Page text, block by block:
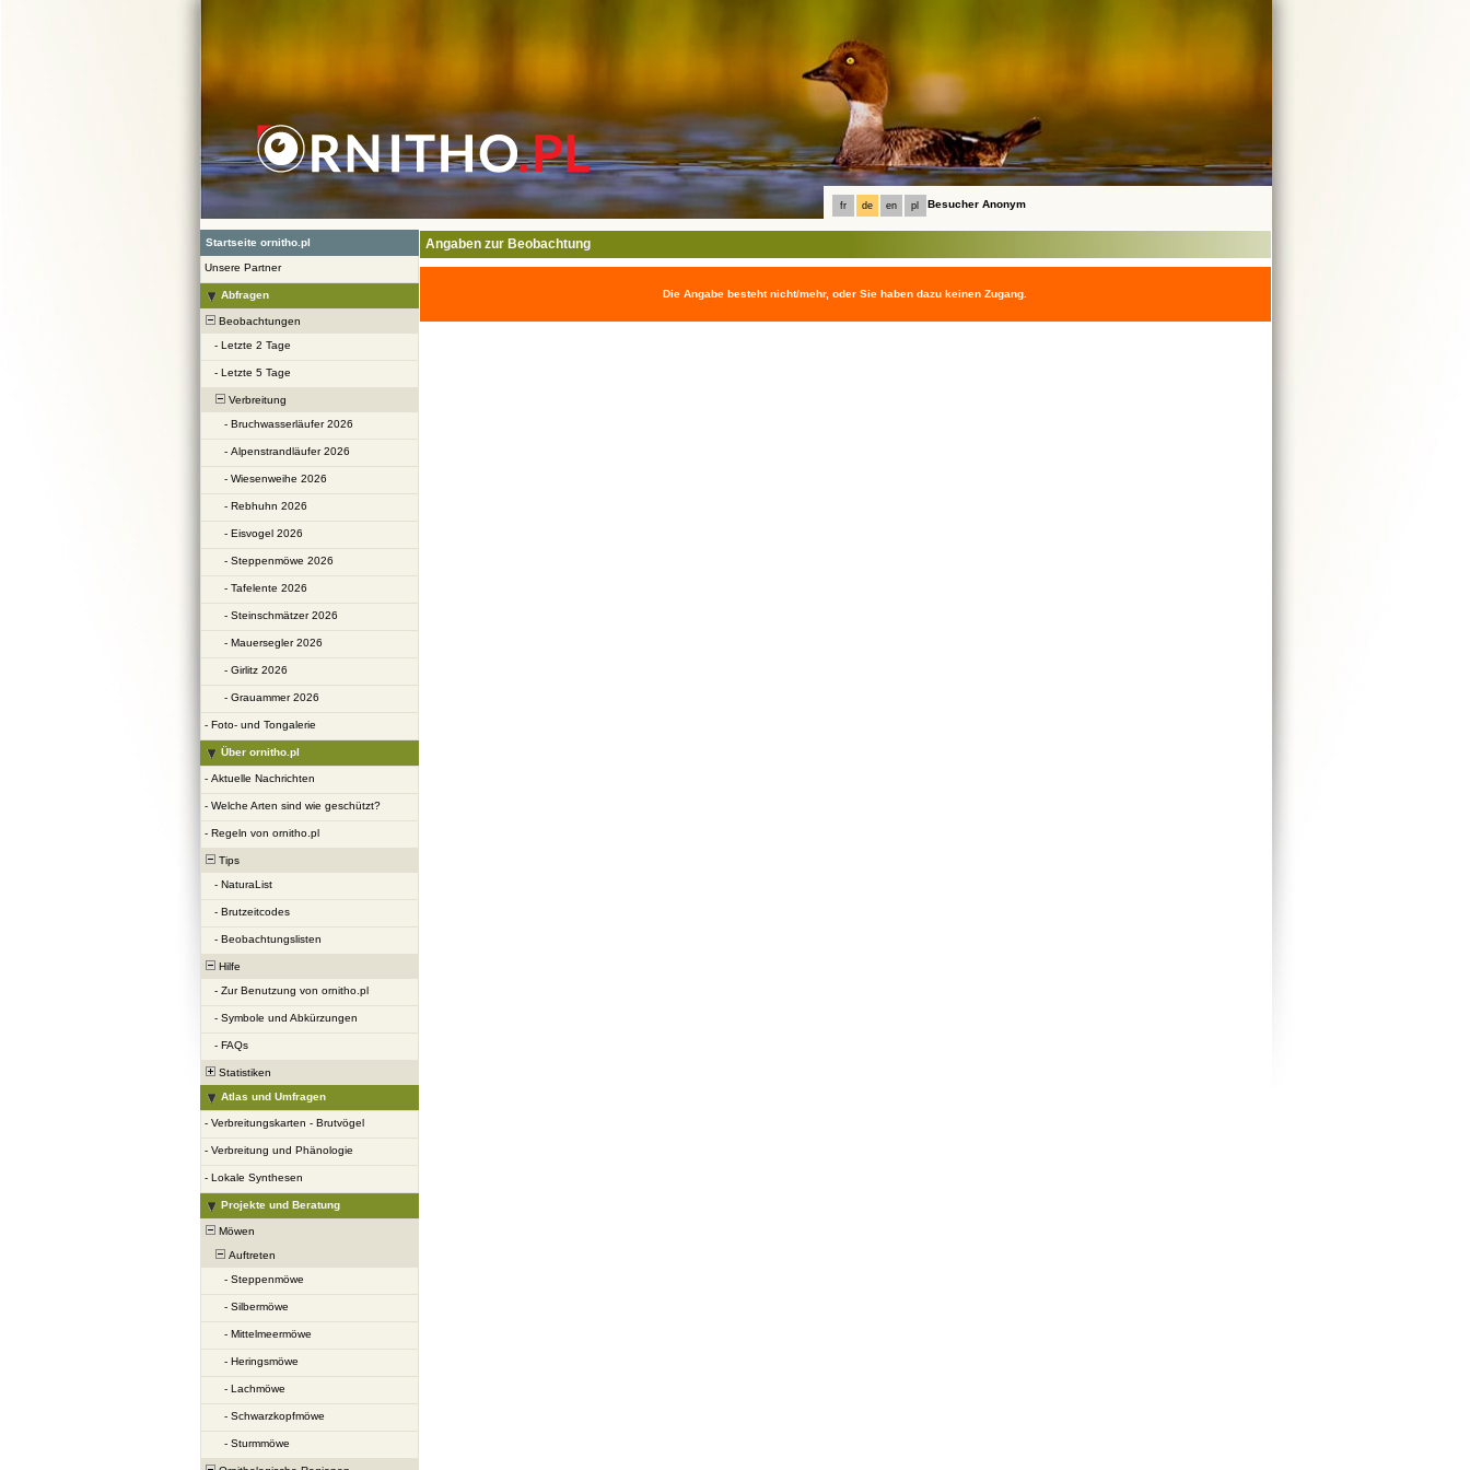
fr de en pl Besucher Anonym
Startseite ornitho.pl
Unsere Partner
Abfragen
Beobachtungen
- Letzte 2 Tage
- Letzte 5 Tage
Verbreitung
- Bruchwasserläufer 2026
- Alpenstrandläufer 2026
- Wiesenweihe 2026
- Rebhuhn 2026
- Eisvogel 2026
- Steppenmöwe 2026
- Tafelente 2026
- Steinschmätzer 2026
- Mauersegler 2026
- Girlitz 2026
- Grauammer 2026
- Foto- und Tongalerie
Über ornitho.pl
- Aktuelle Nachrichten
- Welche Arten sind wie geschützt?
- Regeln von ornitho.pl
Tips
- NaturaList
- Brutzeitcodes
- Beobachtungslisten
Hilfe
- Zur Benutzung von ornitho.pl
- Symbole und Abkürzungen
- FAQs
Statistiken
Atlas und Umfragen
- Verbreitungskarten - Brutvögel
- Verbreitung und Phänologie
- Lokale Synthesen
Projekte und Beratung
Möwen
Auftreten
- Steppenmöwe
- Silbermöwe
- Mittelmeermöwe
- Heringsmöwe
- Lachmöwe
- Schwarzkopfmöwe
- Sturmmöwe
Angaben zur Beobachtung
Die Angabe besteht nicht/mehr, oder Sie haben dazu keinen Zugang.